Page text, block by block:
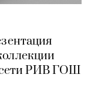
сети РИВ ГОШ